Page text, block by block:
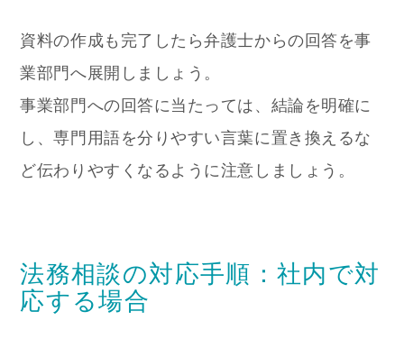
資料の作成も完了したら弁護士からの回答を事
業部門へ展開しましょう。
事業部門への回答に当たっては、結論を明確に
し、専門用語を分りやすい言葉に置き換えるな
ど伝わりやすくなるように注意しましょう。
法務相談の対応手順：社内で対
応する場合